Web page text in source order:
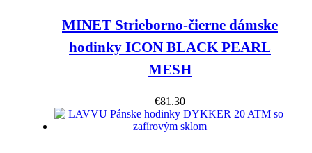
MINET Strieborno-čierne dámske
hodinky ICON BLACK PEARL
MESH
€81.30